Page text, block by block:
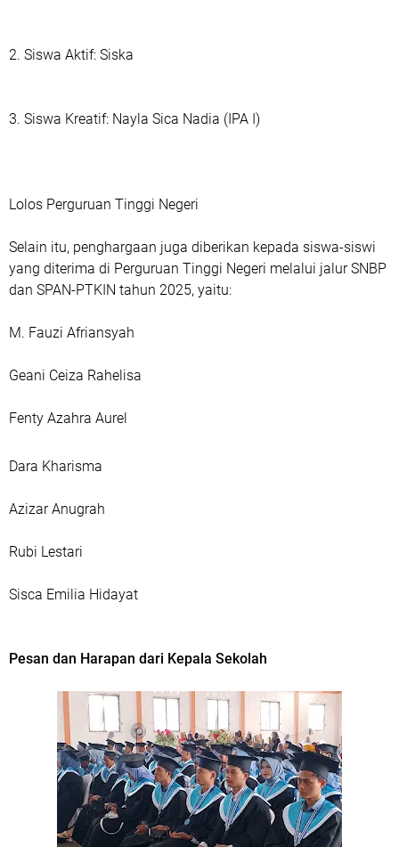
2. Siswa Aktif: Siska
3. Siswa Kreatif: Nayla Sica Nadia (IPA I)
Lolos Perguruan Tinggi Negeri
Selain itu, penghargaan juga diberikan kepada siswa-siswi
yang diterima di Perguruan Tinggi Negeri melalui jalur SNBP
dan SPAN-PTKIN tahun 2025, yaitu:
M. Fauzi Afriansyah
Geani Ceiza Rahelisa
Fenty Azahra Aurel
Dara Kharisma
Azizar Anugrah
Rubi Lestari
Sisca Emilia Hidayat
Pesan dan Harapan dari Kepala Sekolah